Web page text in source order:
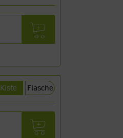
Kiste Flasche